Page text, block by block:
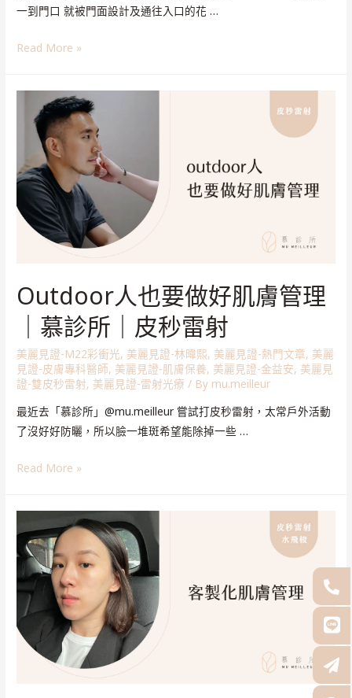
一到門口 就被門面設計及通往入口的花 …
Read More »
Outdoor人也要做好肌膚管理
｜慕診所｜皮秒雷射
美麗見證-M22彩衝光, 美麗見證-林暐熙, 美麗見證-熱門文章, 美麗
見證-皮膚專科醫師, 美麗見證-肌膚保養, 美麗見證-金益安, 美麗見
證-雙皮秒雷射, 美麗見證-雷射光療 / By mu.meilleur
最近去「慕診所」@mu.meilleur 嘗試打皮秒雷射，太常戶外活動
了沒好好防曬，所以臉一堆斑希望能除掉一些 …
Read More »